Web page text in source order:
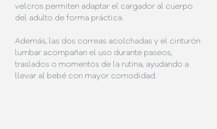
velcros permiten adaptar el cargador al cuerpo
del adulto de forma práctica.
Además, las dos correas acolchadas y el cinturón
lumbar acompañan el uso durante paseos,
traslados o momentos de la rutina, ayudando a
llevar al bebé con mayor comodidad.